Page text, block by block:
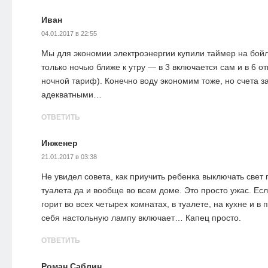
Иван
04.01.2017 в 22:55
Мы для экономии электроэнергии купили таймер на
только ночью ближе к утру — в 3 включается сам и в 6
ночной тариф). Конечно воду экономим тоже, но счета
адекватными…
ОТВЕТИТЬ
Инженер
21.01.2017 в 03:38
Не увидел совета, как приучить ребенка выключать
туалета да и вообще во всем доме. Это просто ужас.
горит во всех четырех комнатах, в туалете, на кухне и
себя настольную лампу включает… Капец просто.
ОТВЕТИТЬ
Роман Саблин